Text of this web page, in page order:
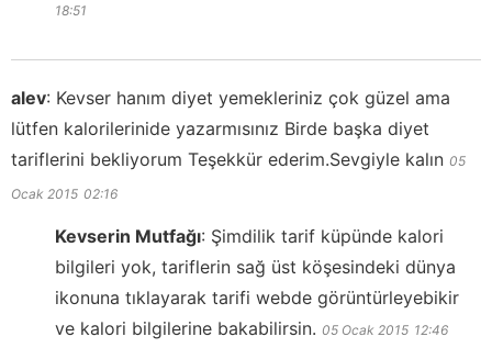
18:51
alev: Kevser hanım diyet yemekleriniz çok güzel ama
lütfen kalorilerinide yazarmısınız Birde başka diyet
tariflerini bekliyorum Teşekkür ederim.Sevgiyle kalın 05
Ocak 2015 02:16
Kevserin Mutfağı: Şimdilik tarif küpünde kalori
bilgileri yok, tariflerin sağ üst köşesindeki dünya
ikonuna tıklayarak tarifi webde görüntürleyebikir
ve kalori bilgilerine bakabilirsin. 05 Ocak 2015 12:46